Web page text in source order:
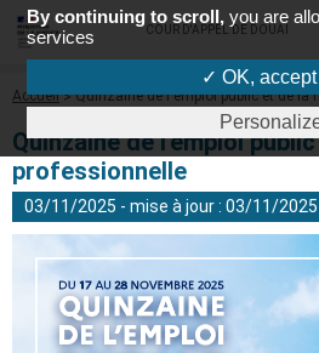
COUR D'APPEL DE DOUAI
Fil
Accueil Quinzaine de l'emploi public et de la
Quinzaine de l'emploi
professionnelle
03/11/2025 - mise à jour : 03/11/2025
By continuing to scroll, you are
services
✓ OK, accept